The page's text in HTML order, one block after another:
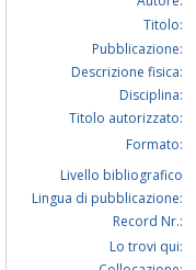
Titolo:
Pubblicazione:
Descrizione fisica:
Disciplina:
Titolo autorizzato:
Formato:
Livello bibliografico
Lingua di pubblicazione:
Record Nr.:
Lo trovi qui: